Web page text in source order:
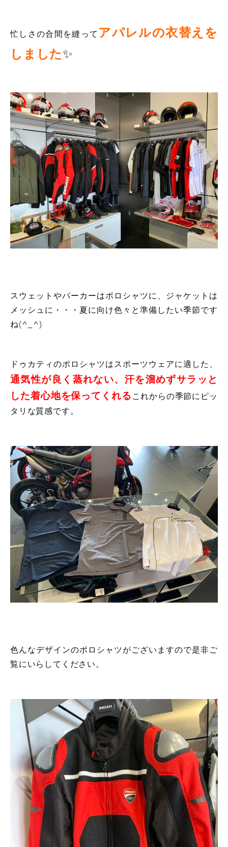
忙しさの合間を縫って アパレルの衣替えを
しました✨
スウェットやパーカーはポロシャツに、ジャケットは
メッシュに・・・夏に向け色々と準備したい季節です
ね(^_^)
ドゥカティのポロシャツはスポーツウェアに適した、
通気性が良く蒸れない、汗を溜めずサラッと
した着心地を保ってくれるこれからの季節にピッ
タリな質感です。
色んなデザインのポロシャツがございますので是非ご
覧にいらしてください。